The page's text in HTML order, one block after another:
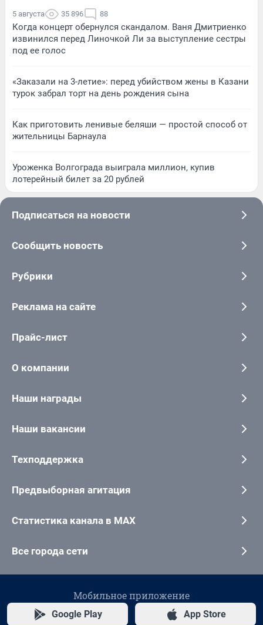
5 августа 35 896 88
Когда концерт обернулся скандалом. Ваня Дмитриенко
извинился перед Линочкой Ли за выступление сестры
под ее голос
«Заказали на 3-летие»: перед убийством жены в Казани
турок забрал торт на день рождения сына
Как приготовить ленивые беляши — простой способ от
жительницы Барнаула
Уроженка Волгограда выиграла миллион, купив
лотерейный билет за 20 рублей
Подписаться на новости
Сообщить новость
Рубрики
Реклама на сайте
Прайс-лист
О компании
Наши награды
Наши вакансии
Техподдержка
Предвыборная агитация
Статистика канала в MAX
Все города сети
Мобильное приложение
Google Play App Store